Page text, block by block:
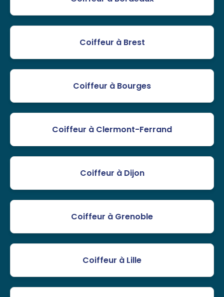
Coiffeur à Brest
Coiffeur à Bourges
Coiffeur à Clermont-Ferrand
Coiffeur à Dijon
Coiffeur à Grenoble
Coiffeur à Lille